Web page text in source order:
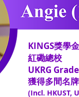
KINGS獎學
紅磡總校
​UKRG
獲得多間名
(Incl. HKUST,